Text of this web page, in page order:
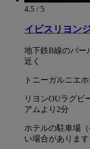
4.5 / 5
イビスリヨン
地下鉄B線のパー
近く
トニーガルニエ
リヨンOUラグビ
アムより2分
ホテルの駐車場
い場合がありま